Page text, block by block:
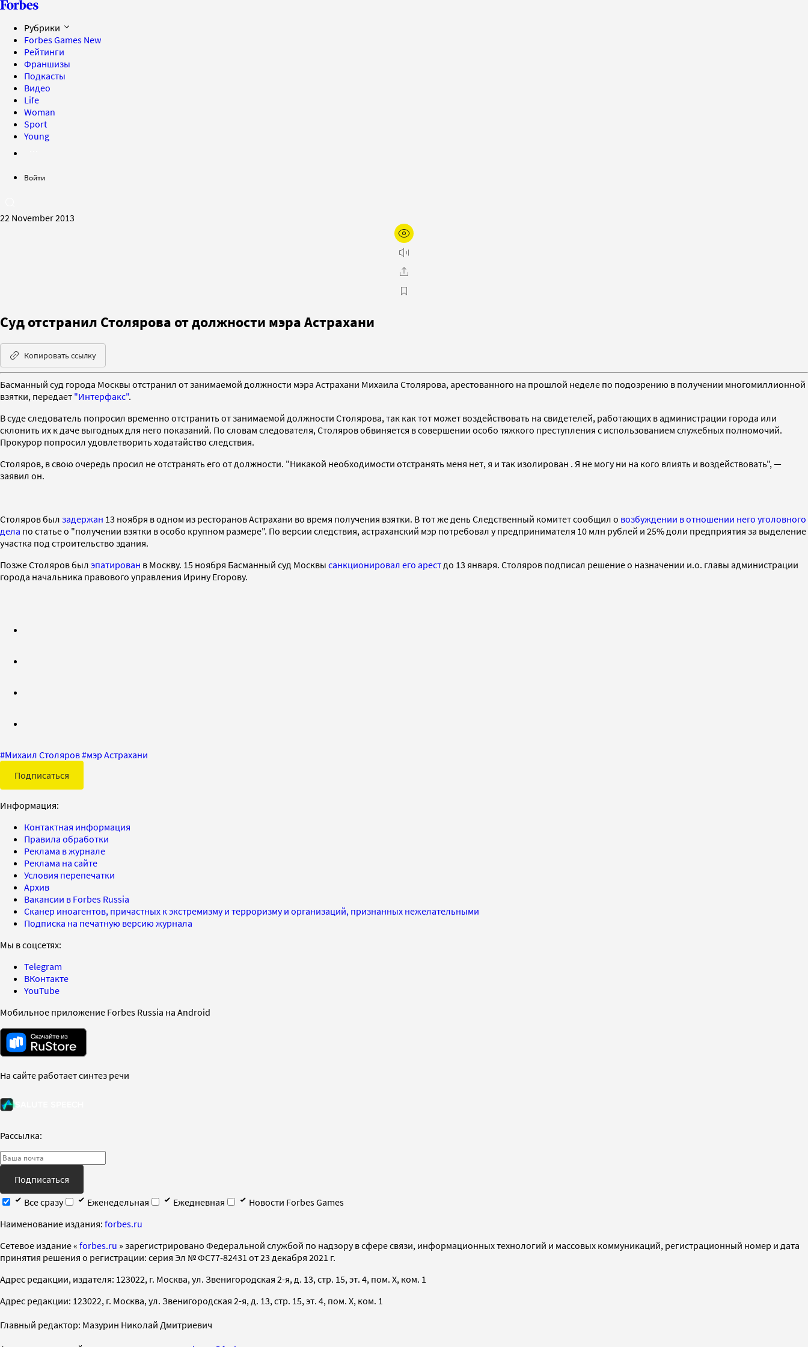
Рубрики
Forbes Games New
Рейтинги
Франшизы
Подкасты
Видео
Life
Woman
Sport
Young
Войти
22 November 2013
Суд отстранил Столярова от должности мэра Астрахани
Копировать ссылку
Басманный суд города Москвы отстранил от занимаемой должности мэра Астрахани Михаила Столярова, арестованного на прошлой неделе по подозрению в получении многомиллионной
взятки, передает "Интерфакс".
В суде следователь попросил временно отстранить от занимаемой должности Столярова, так как тот может воздействовать на свидетелей, работающих в администрации города или
склонить их к даче выгодных для него показаний. По словам следователя, Столяров обвиняется в совершении особо тяжкого преступления с использованием служебных полномочий.
Прокурор попросил удовлетворить ходатайство следствия.
Столяров, в свою очередь просил не отстранять его от должности. "Никакой необходимости отстранять меня нет, я и так изолирован . Я не могу ни на кого влиять и воздействовать", —
заявил он.
Столяров был задержан 13 ноября в одном из ресторанов Астрахани во время получения взятки. В тот же день Следственный комитет сообщил о возбуждении в отношении него уголовного
дела по статье о "получении взятки в особо крупном размере". По версии следствия, астраханский мэр потребовал у предпринимателя 10 млн рублей и 25% доли предприятия за выделение
участка под строительство здания.
Позже Столяров был эпатирован в Москву. 15 ноября Басманный суд Москвы санкционировал его арест до 13 января. Столяров подписал решение о назначении и.о. главы администрации
города начальника правового управления Ирину Егорову.
#Михаил Столяров#мэр Астрахани
Подписаться
Информация:
Контактная информация
Правила обработки
Реклама в журнале
Реклама на сайте
Условия перепечатки
Архив
Вакансии в Forbes Russia
Сканер иноагентов, причастных к экстремизму и терроризму и организаций, признанных нежелательными
Подписка на печатную версию журнала
Мы в соцсетях:
Telegram
ВКонтакте
YouTube
Мобильное приложение Forbes Russia на Android
На сайте работает синтез речи
Рассылка:
Подписаться
Все сразу
Еженедельная Ежедневная
Новости Forbes Games
Наименование издания: forbes.ru
Cетевое издание « forbes.ru » зарегистрировано Федеральной службой по надзору в сфере связи, информационных технологий и массовых коммуникаций, регистрационный номер и дата
принятия решения о регистрации: серия Эл № ФС77-82431 от 23 декабря 2021 г.
Адрес редакции, издателя: 123022, г. Москва, ул. Звенигородская 2-я, д. 13, стр. 15, эт. 4, пом. X, ком. 1
Адрес редакции: 123022, г. Москва, ул. Звенигородская 2-я, д. 13, стр. 15, эт. 4, пом. X, ком. 1
Главный редактор: Мазурин Николай Дмитриевич